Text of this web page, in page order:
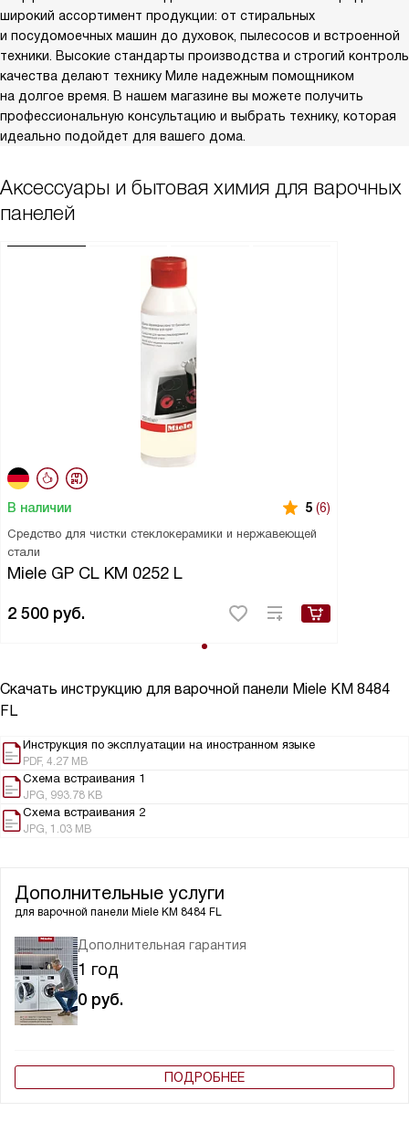
широкий ассортимент продукции: от стиральных
и посудомоечных машин до духовок, пылесосов и встроенной
техники. Высокие стандарты производства и строгий контроль
качества делают технику Миле надежным помощником
на долгое время. В нашем магазине вы можете получить
профессиональную консультацию и выбрать технику, которая
идеально подойдет для вашего дома.
Аксессуары и бытовая химия для варочных
панелей
В наличии 5 (6)
Средство для чистки стеклокерамики и нержавеющей
стали
Miele GP CL KM 0252 L
2 500 руб.
Скачать инструкцию для варочной панели Miele KM 8484
FL
Инструкция по эксплуатации на иностранном языке
PDF, 4.27 MB
Схема встраивания 1
JPG, 993.78 KB
Схема встраивания 2
JPG, 1.03 MB
Дополнительные услуги
для варочной панели Miele KM 8484 FL
Дополнительная гарантия
1 год
0 руб.
ПОДРОБНЕЕ